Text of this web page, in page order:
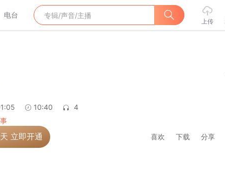
电台
上传
10:40
4
立即开通 喜欢 下载 分享